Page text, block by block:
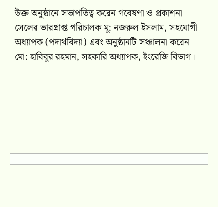
উক্ত অনুষ্ঠানে সভাপতিত্ব করেন গবেষণা ও প্রকাশনা
সেলের ভারপ্রাপ্ত পরিচালক মু: নজরুল ইসলাম, সহযোগী
অধ্যাপক (পদার্থবিদ্যা) এবং অনুষ্ঠানটি সঞ্চালনা করেন
মো: হাবিবুর রহমান, সহকারি অধ্যাপক, ইংরেজি বিভাগ।